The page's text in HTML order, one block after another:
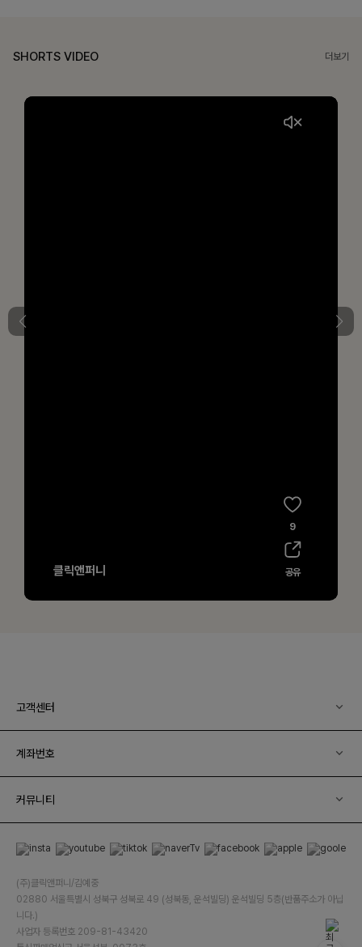
SHORTS VIDEO 더보기
고객센터
계좌번호
커뮤니티
(주)클릭앤퍼니/김예중
02880 서울특별시 성북구 성북로 49 (성북동, 운석빌딩) 운석빌딩 5층(반품주소가 아닙
니다.)
사업자 등록번호 209-81-43420